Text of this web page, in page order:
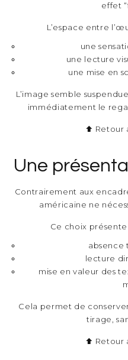
effet
L’espace entre
une
une lecture
une mise en
L’image semble
immédiatement le
⬆ Retour
Une
Contrairement aux
américaine ne
Ce choix
absence
lecture
mise en valeur des
Cela permet de
tirage,
⬆ Retour